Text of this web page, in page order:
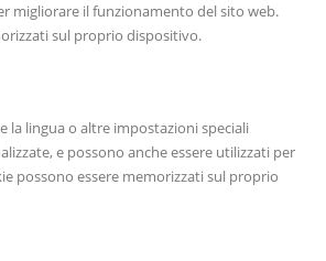
migliorare il funzionamento del sito web.
sul proprio dispositivo.
la lingua o altre impostazioni speciali
e possono anche essere utilizzati per
possono essere memorizzati sul proprio